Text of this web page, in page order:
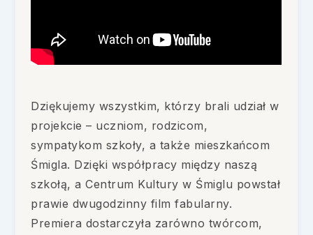
Dziękujemy wszystkim, którzy brali udział w
projekcie – uczniom, rodzicom,
sympatykom szkoły, a także mieszkańcom
Śmigla. Dzięki współpracy między naszą
szkołą, a Centrum Kultury w Śmiglu powstał
prawie dwugodzinny film fabularny.
Premiera dostarczyła zarówno twórcom,